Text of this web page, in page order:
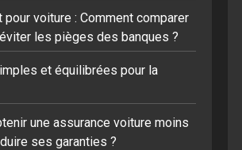
pour voiture : Comment comparer
les pièges des banques ?
et équilibrées pour la
une assurance voiture moins
ses garanties ?